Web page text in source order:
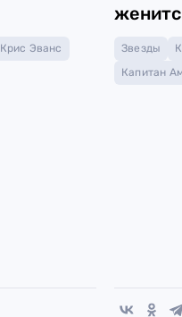
Крис Эванс
Звезды
Капитан